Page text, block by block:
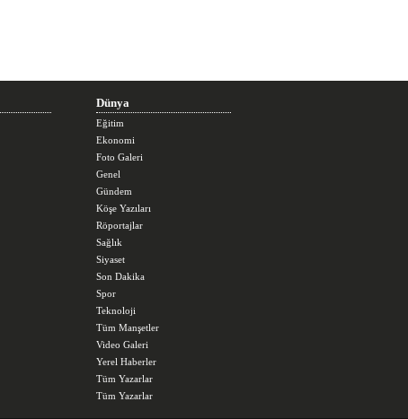
Dünya
Eğitim
Ekonomi
Foto Galeri
Genel
Gündem
Köşe Yazıları
Röportajlar
Sağlık
Siyaset
Son Dakika
Spor
Teknoloji
Tüm Manşetler
Video Galeri
Yerel Haberler
Tüm Yazarlar
Tüm Yazarlar